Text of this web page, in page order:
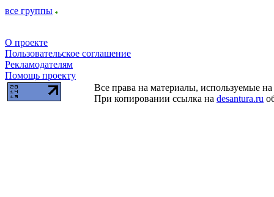
все группы
О проекте
Пользовательское соглашение
Рекламодателям
Помощь проекту
Все права на материалы, используемые
При копировании ссылка на desantura.ru